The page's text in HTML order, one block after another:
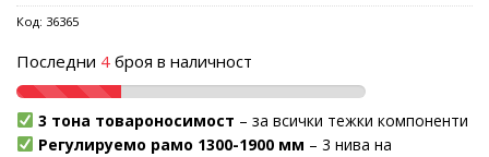
Код: 36365
Последни 4 броя в наличност
3 тона товароносимост – за всички тежки компоненти
Регулируемо рамо 1300-1900 мм – 3 нива на